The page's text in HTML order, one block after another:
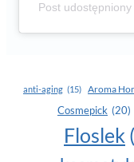
Post
anti-aging (15) Aroma
Cosmepick (20)
Floslek